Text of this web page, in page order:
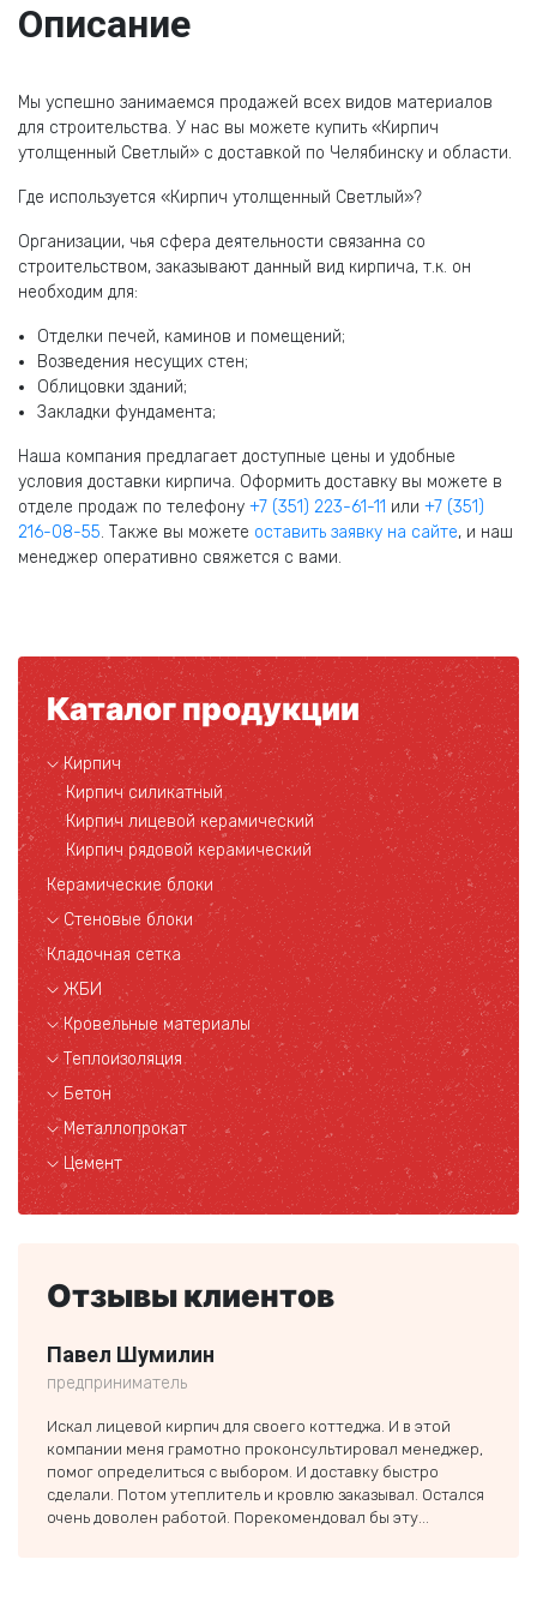
Описание
Мы успешно занимаемся продажей всех видов материалов
для строительства. У нас вы можете купить «Кирпич
утолщенный Светлый» с доставкой по Челябинску и области.
Где используется «Кирпич утолщенный Светлый»?
Организации, чья сфера деятельности связанна со
строительством, заказывают данный вид кирпича, т.к. он
необходим для:
Отделки печей, каминов и помещений;
Возведения несущих стен;
Облицовки зданий;
Закладки фундамента;
Наша компания предлагает доступные цены и удобные
условия доставки кирпича. Оформить доставку вы можете в
отделе продаж по телефону +7 (351) 223-61-11 или +7 (351)
216-08-55. Также вы можете оставить заявку на сайте, и наш
менеджер оперативно свяжется с вами.
Каталог продукции
Кирпич
Кирпич силикатный
Кирпич лицевой керамический
Кирпич рядовой керамический
Керамические блоки
Стеновые блоки
Кладочная сетка
ЖБИ
Кровельные материалы
Теплоизоляция
Бетон
Металлопрокат
Цемент
Отзывы клиентов
Павел Шумилин
предприниматель
Искал лицевой кирпич для своего коттеджа. И в этой
компании меня грамотно проконсультировал менеджер,
помог определиться с выбором. И доставку быстро
сделали. Потом утеплитель и кровлю заказывал. Остался
очень доволен работой. Порекомендовал бы эту...